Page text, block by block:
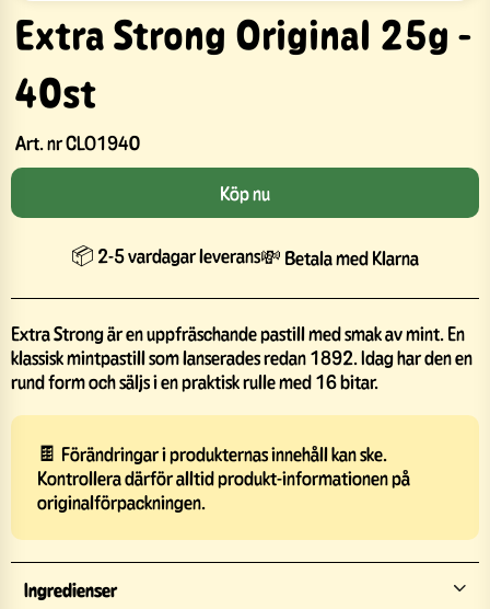
Extra Strong Original 25g -
40st
Art. nrCLO1940
Köp nu
📦 2-5 vardagar leverans💸 Betala med Klarna
Extra Strong är en uppfräschande pastill med smak av mint. En
klassisk mintpastill som lanserades redan 1892. Idag har den en
rund form och säljs i en praktisk rulle med 16 bitar.
🍫 Förändringar i produkternas innehåll kan ske.
Kontrollera därför alltid produkt-informationen på
originalförpackningen.
Ingredienser